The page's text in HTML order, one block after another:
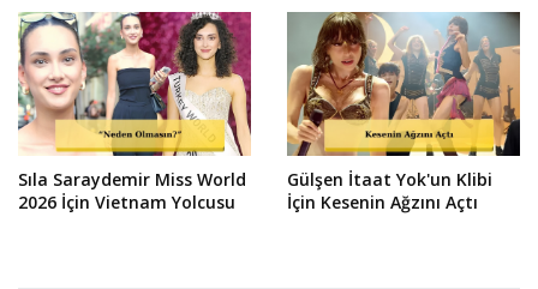
Sıla Saraydemir Miss World
2026 İçin Vietnam Yolcusu
Gülşen İtaat Yok'un Klibi
İçin Kesenin Ağzını Açtı